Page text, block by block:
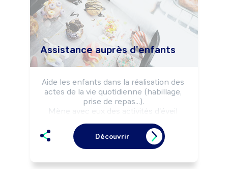
Assistance auprès d'enfants
Aide les enfants dans la réalisation des
actes de la vie quotidienne (habillage,
prise de repas...).
Mène avec eux des activités d'éveil
Peut effectuer l'entretien du cadre de
vie des enfants.
Découvrir